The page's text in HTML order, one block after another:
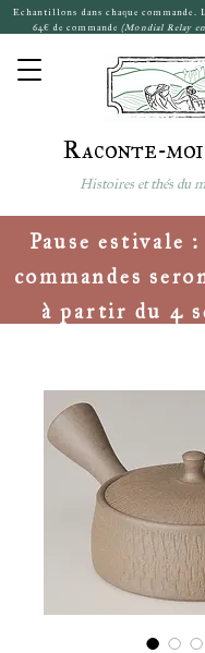
Raconte-
Histoires et thés du
Echantillons dans chaque commande.
64€ de commande (Mondial Relay
Pause estivale
commandes
à partir du 4